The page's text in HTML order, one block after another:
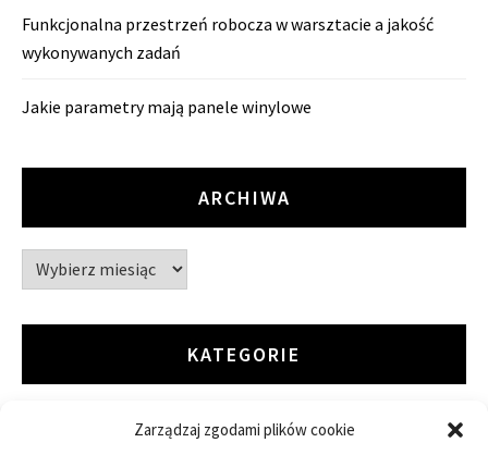
Zarządzaj zgodami plików cookie
Funkcjonalna przestrzeń robocza w warsztacie a jakość
wykonywanych zadań
Jakie parametry mają panele winylowe
ARCHIWA
Archiwa
KATEGORIE
ARTYKUŁ SPONSOROWANY